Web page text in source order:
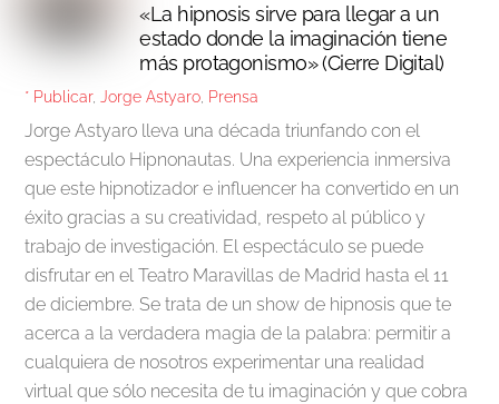
«La hipnosis sirve para llegar a un
estado donde la imaginación tiene
más protagonismo» (Cierre Digital)
* Publicar, Jorge Astyaro Prensa
Jorge Astyaro lleva una década triunfando con el
espectáculo Hipnonautas. Una experiencia inmersiva
que este hipnotizador e influencer ha convertido en un
éxito gracias a su creatividad, respeto al público y
trabajo de investigación. El espectáculo se puede
disfrutar en el Teatro Maravillas de Madrid hasta el 11
de diciembre. Se trata de un show de hipnosis que te
acerca a la verdadera magia de la palabra: permitir a
cualquiera de nosotros experimentar una realidad
virtual que sólo necesita de tu imaginación y que cobra